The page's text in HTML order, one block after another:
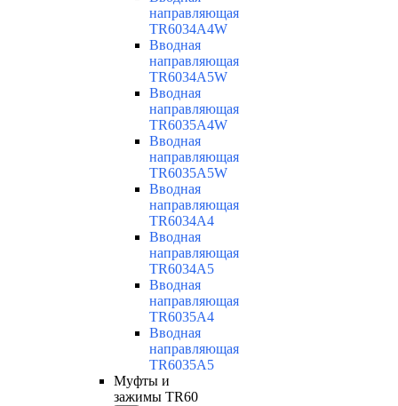
направляющая
TR6034A4W
Вводная
направляющая
TR6034A5W
Вводная
направляющая
TR6035A4W
Вводная
направляющая
TR6035A5W
Вводная
направляющая
TR6034A4
Вводная
направляющая
TR6034A5
Вводная
направляющая
TR6035A4
Вводная
направляющая
TR6035A5
Муфты и
зажимы TR60